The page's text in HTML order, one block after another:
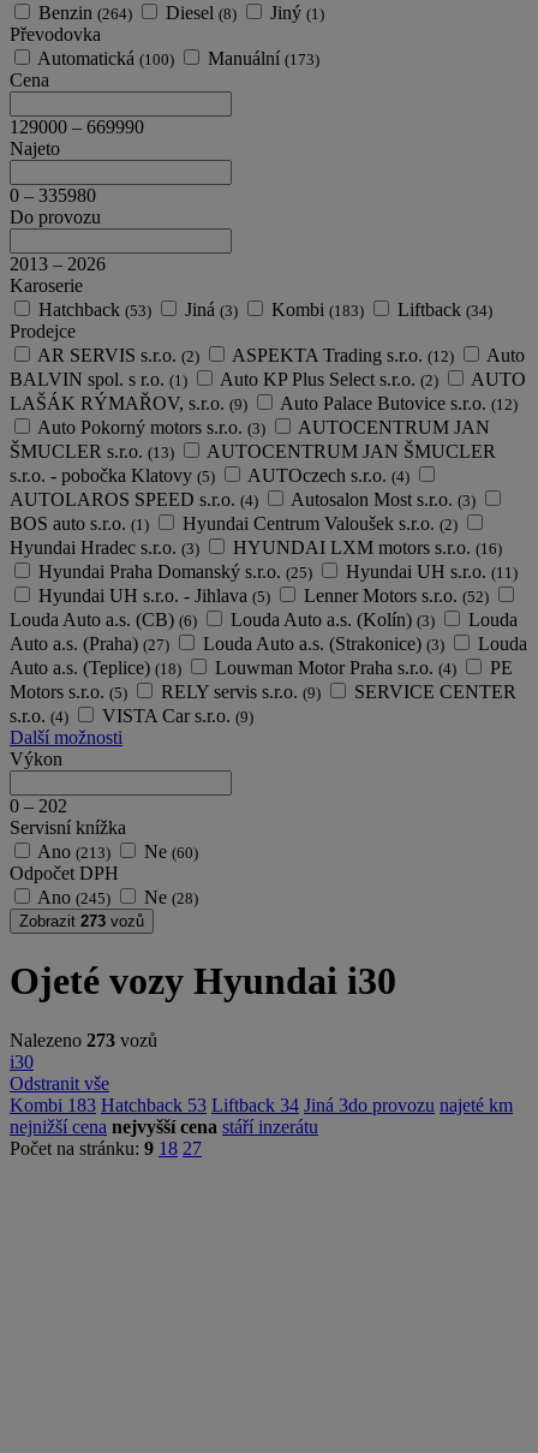
Benzin (264) Diesel (8) Jiný (1)
Převodovka
Automatická (100) Manuální (173)
Cena
129000 – 669990
Najeto
0 – 335980
Do provozu
2013 – 2026
Karoserie
Hatchback (53) Jiná (3) Kombi (183) Liftback (34)
Prodejce
AR SERVIS s.r.o. (2) ASPEKTA Trading s.r.o. (12)
Auto
BALVIN spol. s r.o. (1) Auto KP Plus Select s.r.o. (2)
AUTO
LAŠÁK RÝMAŘOV, s.r.o. (9) Auto Palace Butovice s.r.o. (12)
Auto Pokorný motors s.r.o. (3)
AUTOCENTRUM JAN
ŠMUCLER s.r.o. (13)
AUTOCENTRUM JAN ŠMUCLER
s.r.o. - pobočka Klatovy (5) AUTOczech s.r.o. (4)
AUTOLAROS SPEED s.r.o. (4) Autosalon Most s.r.o. (3)
BOS auto s.r.o. (1) Hyundai Centrum Valoušek s.r.o. (2)
Hyundai Hradec s.r.o. (3) HYUNDAI LXM motors s.r.o. (16)
Hyundai Praha Domanský s.r.o. (25) Hyundai UH s.r.o. (11)
Hyundai UH s.r.o. - Jihlava (5) Lenner Motors s.r.o. (52)
Louda Auto a.s. (CB) (6) Louda Auto a.s. (Kolín) (3)
Louda
Auto a.s. (Praha) (27) Louda Auto a.s. (Strakonice) (3)
Louda
Auto a.s. (Teplice) (18) Louwman Motor Praha s.r.o. (4)
PE
Motors s.r.o. (5) RELY servis s.r.o. (9)
SERVICE CENTER
s.r.o. (4) VISTA Car s.r.o. (9)
Další možnosti
Výkon
0 – 202
Servisní knížka
Ano (213) Ne (60)
Odpočet DPH
Ano (245) Ne (28)
Zobrazit 273 vozů
Ojeté vozy Hyundai i30
Nalezeno 273 vozů
i30
Odstranit vše
Kombi 183 Hatchback 53 Liftback 34 Jiná 3do provozu najeté km
nejnižší cena nejvyšší cena stáří inzerátu
Počet na stránku: 9 18 27